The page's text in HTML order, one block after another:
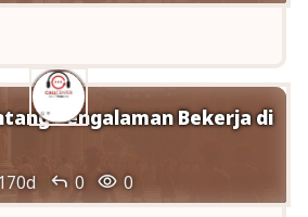
Pengalaman Bekerja di
170d  0  0